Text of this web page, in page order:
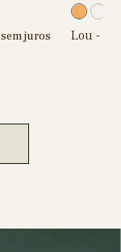
sem juros Lou -